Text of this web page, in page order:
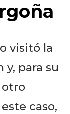
visitó la
y, para su
otro
caso,